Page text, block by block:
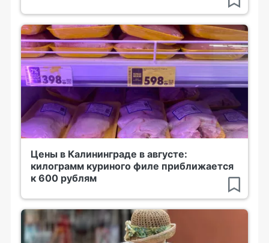
Цены в Калининграде в августе:
килограмм куриного филе приближается
к 600 рублям